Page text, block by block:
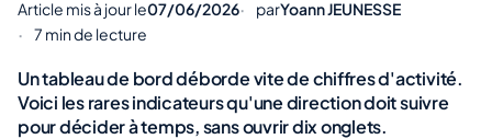
Article mis à jour le07/06/2026 parYoann JEUNESSE
7 min de lecture
Un tableau de bord déborde vite de chiffres d'activité.
Voici les rares indicateurs qu'une direction doit suivre
pour décider à temps, sans ouvrir dix onglets.